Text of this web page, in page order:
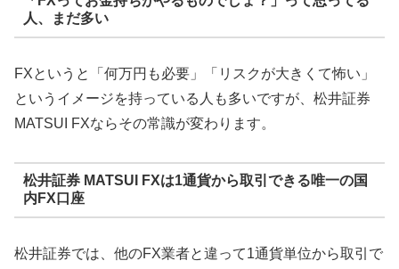
人、まだ多い
FXというと「何万円も必要」「リスクが大きくて怖い」
というイメージを持っている人も多いですが、松井証券
MATSUI FXならその常識が変わります。
松井証券 MATSUI FXは1通貨から取引できる唯一の国
内FX口座
松井証券では、他のFX業者と違って1通貨単位から取引で